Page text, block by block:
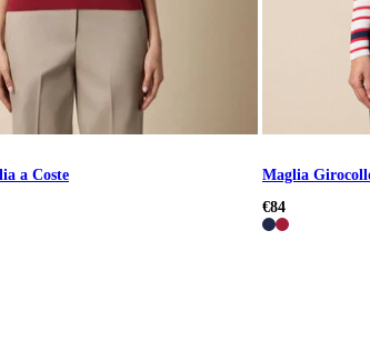
a Coste
Maglia
€84